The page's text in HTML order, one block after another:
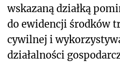
wskazaną działką
do ewidencji środków
cywilnej i
działalności